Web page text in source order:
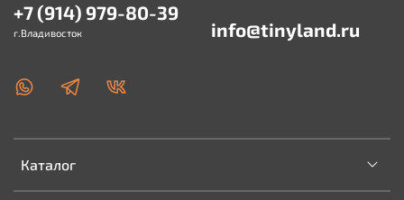
Каталог
+7 (914) 979-80-39
г.Владивосток info@tinyland.ru